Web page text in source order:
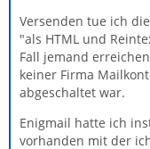
Versenden tue ich
"als HTML und
Fall jemand
keiner Firma
abgeschaltet war.
Enigmail hatte ich
vorhanden mit der